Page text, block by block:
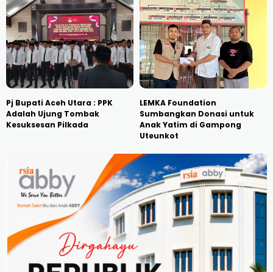
Pj Bupati Aceh Utara : PPK
Adalah Ujung Tombak
Kesuksesan Pilkada
LEMKA Foundation
Sumbangkan Donasi untuk
Anak Yatim di Gampong
Uteunkot